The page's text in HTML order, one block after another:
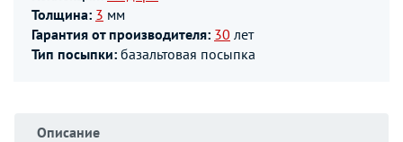
Толщина: 3 мм
Гарантия от производителя: 30 лет
Тип посыпки: базальтовая посыпка
Описание